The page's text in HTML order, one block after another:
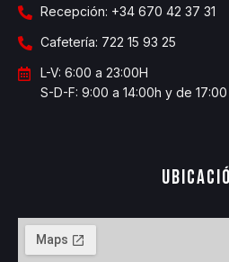
Recepción: +34 670 42 37 31
Cafetería: 722 15 93 25
L-V: 6:00 a 23:00H
S-D-F: 9:00 a 14:00h y de 17:00